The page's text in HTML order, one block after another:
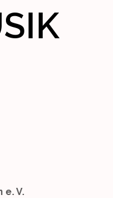
V.